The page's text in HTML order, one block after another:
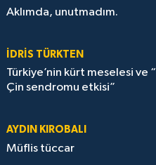
Aklımda, unutmadım.
İDRİS TÜRKTEN
Türkiye’nin kürt meselesi ve “
Çin sendromu etkisi”
AYDIN KIROBALI
Müflis tüccar